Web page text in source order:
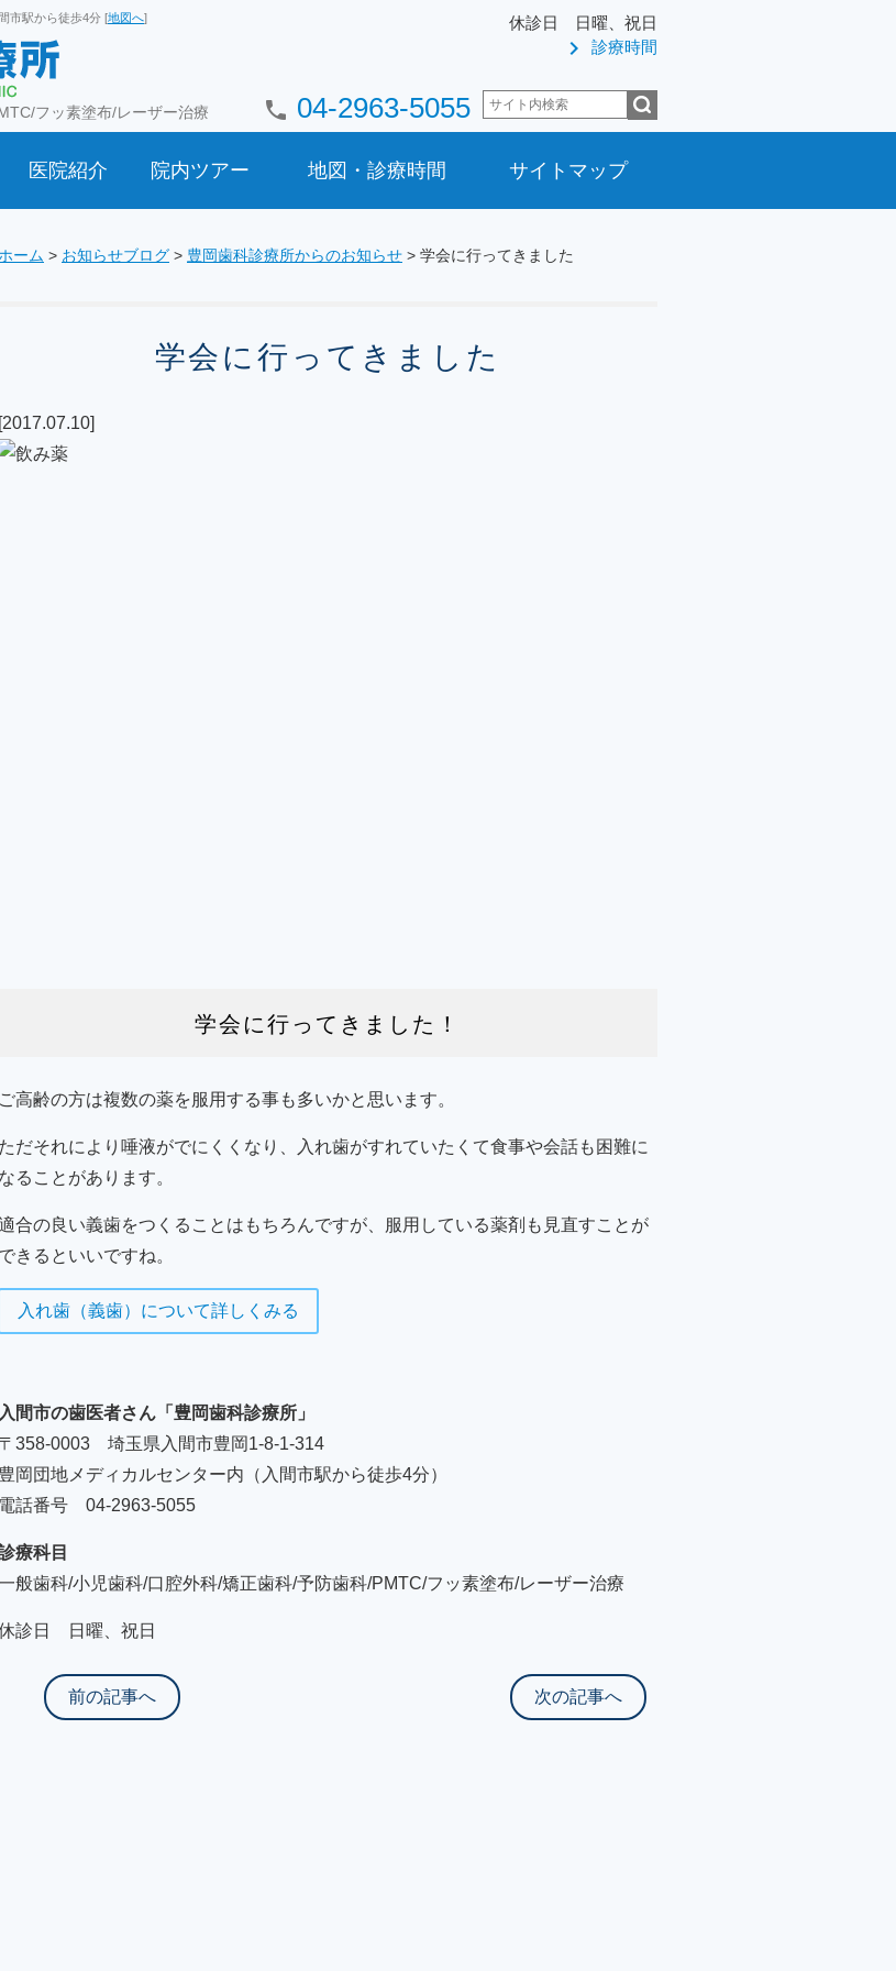
フッ素塗布/レーザー治療
市駅から徒歩4分 [地図へ]
local_phone 04-2963-5055
休診日 日曜、祝日
chevron_right 診療時間
医院紹介 院内ツアー 地図・診療時間 サイトマップ
ホーム > お知らせブログ > 豊岡歯科診療所からのお知らせ > 学会に行ってきました
学会に行ってきました
[2017.07.10]
学会に行ってきました！
ご高齢の方は複数の薬を服用する事も多いかと思います。
ただそれにより唾液がでにくくなり、入れ歯がすれていたくて食事や会話も困難に
なることがあります。
合の良い義歯をつくることはもちろんですが、服用している薬剤も見直すことが
できるといいですね。
入れ歯（義歯）について詳しくみる
入間市の歯医者さん「豊岡歯科診療所」
〒358-0003 埼玉県入間市豊岡1-8-1-314
豊岡団地メディカルセンター内（入間市駅から徒歩4分）
電話番号 04-2963-5055
療科目
般歯科/小児歯科/口腔外科/矯正歯科/予防歯科/PMTC/フッ素塗布/レーザー治療
診日 日曜、祝日
前の記事へ 次の記事へ